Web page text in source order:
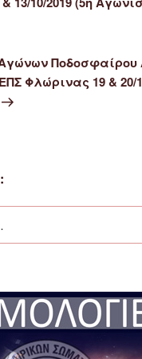
Ποδοσφαίρου
Φλώρινας 19 & 20/